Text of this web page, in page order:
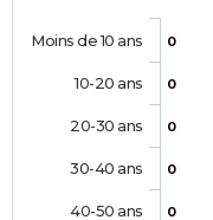
0
0
0
0
0
Moins de 10 ans
10-20 ans
20-30 ans
30-40 ans
40-50 ans